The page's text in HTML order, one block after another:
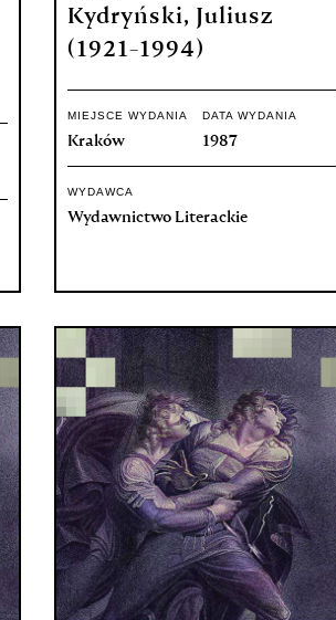
Kydryński, Juliusz
(1921-1994)
MIEJSCE WYDANIA
Kraków
DATA WYDANIA
1987
WYDAWCA
Wydawnictwo Literackie